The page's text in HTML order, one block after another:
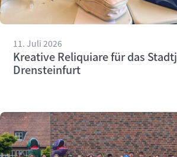
11. Juli 2026
Kreative Reliquiare für das
Drensteinfurt